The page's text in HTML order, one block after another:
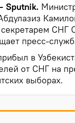
Sputnik.
СНГ
пресс-
в
от СНГ на
выборах.